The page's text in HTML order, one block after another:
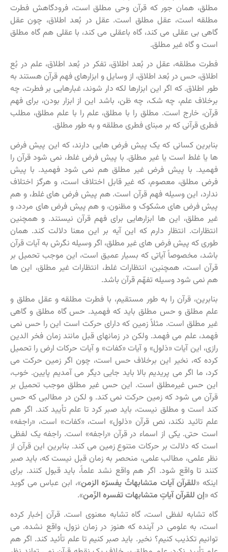
مطلق، همان جور که قرآن وحی مطلق است، فرودگاهش فطرت
مطلقه است، عقل مطلق است. عقل در بُعد اطلاق، چون عقل
گاهی بی عقلی می کند، گاه باعقلی می کند، با عقلی هم گاه مطلق
است و گاه غیر مطلق.
فطرت مطلقه، عقل در بُعد اطلاق، تفکر در بُعد اطلاق، علم در بُع
اطلاق، حس در بُعد اطلاق، از وسایل و ابزارهای فهم قرآن هستند به
طور اطلاق. که اگر این ابزارها لکه دار شوند، غبارهایی بر فطرت، چه
برخلاف علم، چه شک، چه ظن، باشد این از ابزار بودن، برای فهم
قرآن، خارج است. مطلق را با مطلق، علم را با علم مطلق، مطلب
فطری قرآنی که بر مبنای فطری مطلقه و به طور مطلق.
بنابرین کسانی که یک پیش فرض هایی دارند، که این پیش فرض
ها یا غلط است یا غیر مطلق. با پیش فرض غلط، نمی شود قرآن را
فهمید. با پیش فرض غیر مطلق هم نمی شود فهمید. با پیش
فرض مطلق، معصوم، که غیر قابل اختلاف است، و هرگز اختلاف
ندارد، این وسیله فهم قرآن است. هم پیش فرض های غلط، و هم
پیش فرض های مشکوک و مظنون، و هم پیش فرض های مردد، و
غیر مطلق، این ها ابزارهایی برای فهم قرآن نیستند. و همچنین
انتظارات. انتظار دارم که این آیه بر این معنا دلالت کند. همان
طوری که پیش فرض های غیر مطلق، اگر وسیله نگرش به آیات قرآن
باشد، مخصوصاً آیاتی که بسیار عمیق است، این موجب تحمیل بر
قرآن است، همچنین، انتظارات غلط، انتظارات غیر مطلق، این ها
هم نمی شود وسیله تفهّم قرآن باشد.
بنابرین، قرآن را به طور مستقیم، با فطرت مطلقه و عقل مطلق و
علم مطلق و حس مطلق باید که فهمید. حس گاه مطلق و گاهی
غیر مطلق است. مثلاً زمین که دارای حرکت است این را حس نمی
فهمد، علم می فهمد. ولکن در زمانهای قبل مانند زمان فخر الدین
رازی، این آیات «ذلول» و آیات «کفات» و آیات حرکات ارض را تحمیل
کرده که، نخیر این برخلاف حس است، چون اگر زمین حرکت می
کرد، ما اگر می پریدیم بالا باید جایی دیگر می آمدیم پایین. خوب،
این حس غیرمطلق است. این حس غیر مطلق موجب تحمیل بر
قرآن می شود که زمین حرکت نمی کند. و لکن در مطالبی که حس
کند است و مطلق نیست، باید صبر کرد تا علم تأیید کند. اگر هم
علم تائید نکند، نص قرآن «ذلول» است، «کفات» است، «راجفه»
است حتی. یکی از اسماء در قرآن «راجفه» است. راجفه یک لفظی
است که دلالت بر حرکات متنوع زمین می کند. بنابرین این قرآن از
نظر علمی، مطالب علمی، منحصر به زمان قبل نیست که، باید صبر
کنند تا واقع شود. اگر هم واقع نشد علماً، باید قبول کنند. برای
اینکه «للقرآن آیات متشابهاتٌ یفسرّه الزمن»، ابن عباس می گوید
که «إن للقرآن آیاتٍ متشابهات تفسره الزّمن».
گاه تشابه لفظی است، گاه تشابه معنوی است. قرآن إخبار کرده
است، به علومی در آینده که هنوز در زمان نزول، واقع نشده. می
توانیم تکذیب کنیم؟ نخیر. باید صبر کنیم تا علم تأئید کند. اگر هم